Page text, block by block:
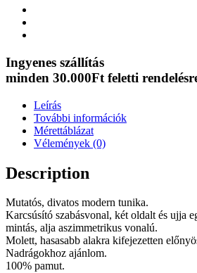
Ingyenes szállítás
minden 30.000Ft feletti
Leírás
További információk
Mérettáblázat
Vélemények (0)
Description
Mutatós, divatos modern tunika.
Karcsúsító szabásvonal, két oldalt és ujja
mintás, alja aszimmetrikus vonalú.
Molett, hasasabb alakra kifejezetten
Nadrágokhoz ajánlom.
100% pamut.